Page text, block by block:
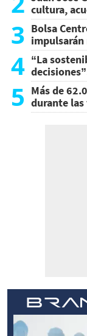
cultura,
3 Bolsa
impulsarán
4 “La
5 Más de
durante las